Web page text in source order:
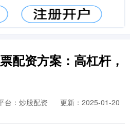
配资方案：高杠杆，
台：炒股配资
更新：2025-01-20